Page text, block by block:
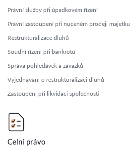
Právní služby při úpadkovém řízení
Právní zastoupení při nuceném prodeji majetku
Restrukturalizace dluhů
Soudní řízení při bankrotu
Správa pohledávek a závazků
Vyjednávání o restrukturalizaci dluhů
Zastoupení při likvidaci společnosti
Celní právo